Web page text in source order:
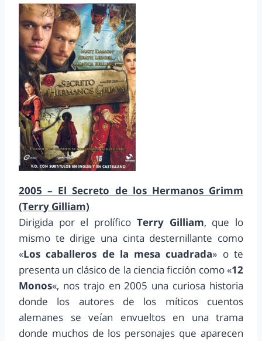
2005 – El Secreto de los Hermanos Grimm
(Terry Gilliam)
Dirigida por el prolífico Terry Gilliam, que lo
mismo te dirige una cinta desternillante como
«Los caballeros de la mesa cuadrada» o te
presenta un clásico de la ciencia ficción como «12
Monos«, nos trajo en 2005 una curiosa historia
donde los autores de los míticos cuentos
alemanes se veían envueltos en una trama
donde muchos de los personajes que aparecen